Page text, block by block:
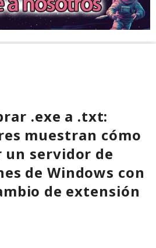
.exe a .txt:
muestran cómo
servidor de
de Windows con
de extensión